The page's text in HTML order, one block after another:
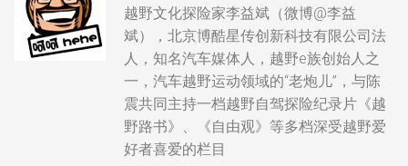
越野文化探险家李益斌（微博@李益
斌），北京博酷星传创新科技有限公司法
人，知名汽车媒体人，越野e族创始人之
一，汽车越野运动领域的“老炮儿”，与陈
震共同主持一档越野自驾探险纪录片《越
野路书》、《自由观》等多档深受越野爱
好者喜爱的栏目